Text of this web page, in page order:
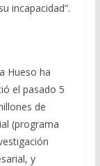
incapacidad”.
Hueso ha
el pasado 5
de
(programa
y